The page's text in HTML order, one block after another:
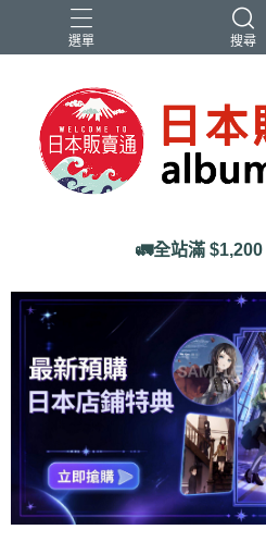
選單 搜尋
Ado IDOLiSH7 バンドリ
🚛全站滿